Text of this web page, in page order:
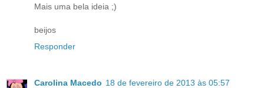
Mais uma bela ideia ;)
beijos
Responder
Carolina Macedo 18 de fevereiro de 2013 às 05:57